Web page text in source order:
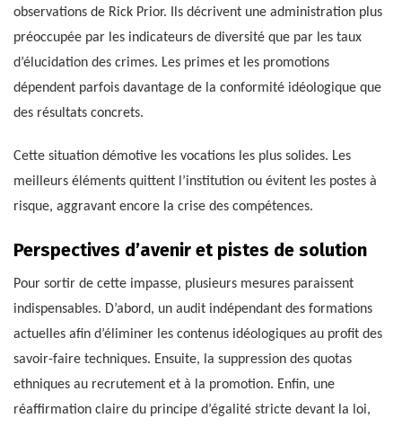
observations de Rick Prior. Ils décrivent une administration plus
préoccupée par les indicateurs de diversité que par les taux
d’élucidation des crimes. Les primes et les promotions
dépendent parfois davantage de la conformité idéologique que
des résultats concrets.
Cette situation démotive les vocations les plus solides. Les
meilleurs éléments quittent l’institution ou évitent les postes à
risque, aggravant encore la crise des compétences.
Perspectives d’avenir et pistes de solution
Pour sortir de cette impasse, plusieurs mesures paraissent
indispensables. D’abord, un audit indépendant des formations
actuelles afin d’éliminer les contenus idéologiques au profit des
savoir-faire techniques. Ensuite, la suppression des quotas
ethniques au recrutement et à la promotion. Enfin, une
réaffirmation claire du principe d’égalité stricte devant la loi,